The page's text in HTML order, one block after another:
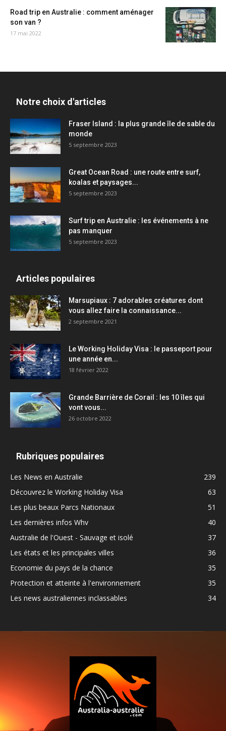
Road trip en Australie : comment aménager
son van ?
17 mai 2022
Notre choix d'articles
Fraser Island : la plus grande île de sable du
monde
5 septembre 2023
Great Ocean Road : une route entre surf,
koalas et paysages...
5 septembre 2023
Surf trip en Australie : les événements à ne
pas manquer
5 septembre 2023
Articles populaires
Marsupiaux : 7 adorables créatures dont
vous allez faire la connaissance...
2 septembre 2021
Le Working Holiday Visa : le passeport pour
une année en...
18 février 2022
Grande Barrière de Corail : les 10 îles qui
vont vous...
26 octobre 2022
Rubriques populaires
Les News en Australie
239
Découvrez le Working Holiday Visa
63
Les plus beaux Parcs Nationaux
51
Les dernières infos Whv
40
Australie de l'Ouest - Sauvage et isolé
37
Les états et les principales villes
36
Economie du pays de la chance
35
Protection et atteinte à l'environnement
35
Les news australiennes inclassables
34